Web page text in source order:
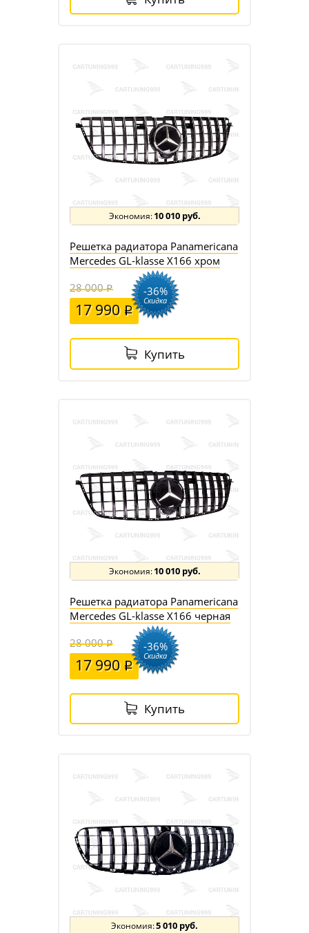
10 010 руб.
Решетка радиатора Panamericana
Mercedes GL-klasse X166 хром
28 000
17 990
-36%
Скидка
Купить
10 010 руб.
Решетка радиатора Panamericana
Mercedes GL-klasse X166 черная
28 000
17 990
-36%
Скидка
Купить
5 010 руб.